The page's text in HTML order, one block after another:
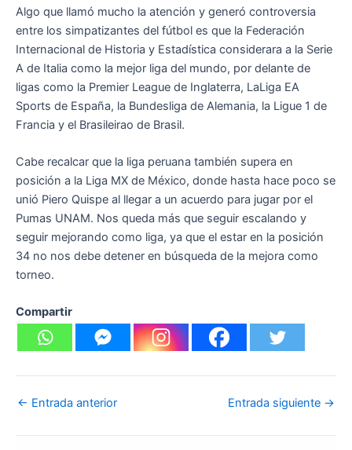
Algo que llamó mucho la atención y generó controversia
entre los simpatizantes del fútbol es que la Federación
Internacional de Historia y Estadística considerara a la Serie
A de Italia como la mejor liga del mundo, por delante de
ligas como la Premier League de Inglaterra, LaLiga EA
Sports de España, la Bundesliga de Alemania, la Ligue 1 de
Francia y el Brasileirao de Brasil.
Cabe recalcar que la liga peruana también supera en
posición a la Liga MX de México, donde hasta hace poco se
unió Piero Quispe al llegar a un acuerdo para jugar por el
Pumas UNAM. Nos queda más que seguir escalando y
seguir mejorando como liga, ya que el estar en la posición
34 no nos debe detener en búsqueda de la mejora como
torneo.
Compartir
← Entrada anterior Entrada siguiente →